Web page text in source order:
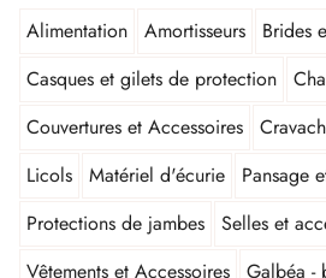
Alimentation Amortisseurs
Brides
Casques et gilets de protection
Couvertures et Accessoires
Licols
Matériel d'écurie
Pansage
Protections de jambes
Selles et
Vêtements et Accessoires
Galbéa -